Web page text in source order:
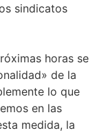
sindicatos
horas se
de la
lo que
en las
medida, la